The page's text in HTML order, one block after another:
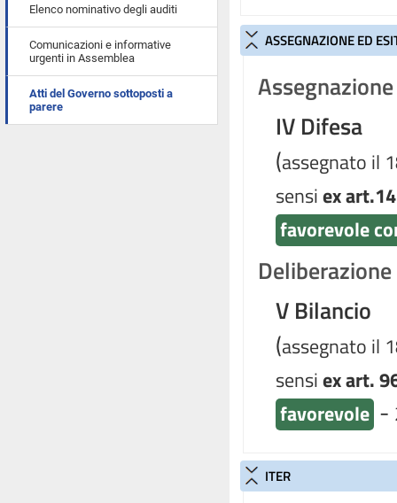
Elenco nominativo degli auditi
Comunicazioni e informative
urgenti in Assemblea
Atti del Governo sottoposti a
parere
ASSEGNAZIONE ED
IV Difesa
(assegnato il
sensiex
favorevole
V Bilancio
(assegnato il
sensiex art.
favorevole -
ITER